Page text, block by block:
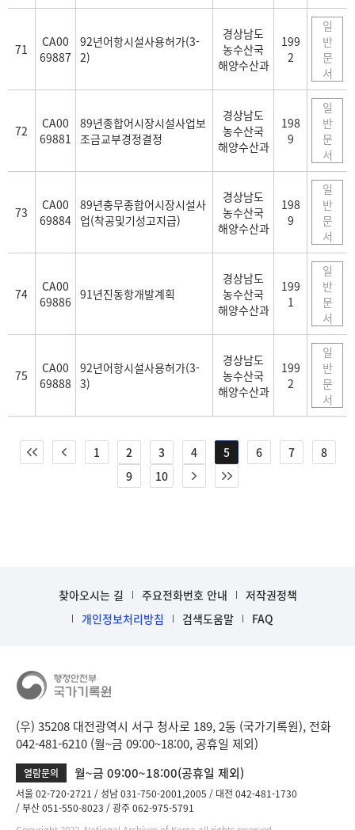
71
CA00
69887
92년어항시설사용허가(3-
2)
경상남도
농수산국
해양수산과
199
2
일
반
문
서
72
CA00
69881
89년종합어시장시설사업보
조금교부경정결정
경상남도
농수산국
해양수산과
198
9
일
반
문
서
73
CA00
69884
89년충무종합어시장시설사
업(착공및기성고지급)
경상남도
농수산국
해양수산과
198
9
일
반
문
서
74
CA00
69886 91년진동항개발계획
경상남도
농수산국
해양수산과
199
1
일
반
문
서
75
CA00
69888
92년어항시설사용허가(3-
3)
경상남도
농수산국
해양수산과
199
2
일
반
문
서
1 2 3 4 5 6 7
8
9
10
찾아오시는 길 주요전화번호 안내
저작권정책
개인정보처리방침
검색도움말 FAQ
(우) 35208 대전광역시 서구 청사로 189, 2동 (국가기록원), 전화
042-481-6210 (월~금 09:00~18:00, 공휴일 제외)
열람문의 월~금 09:00~18:00(공휴일 제외)
서울 02-720-2721 성남 031-750-2001,2005
대전 042-481-1730
부산 051-550-8023
광주 062-975-5791